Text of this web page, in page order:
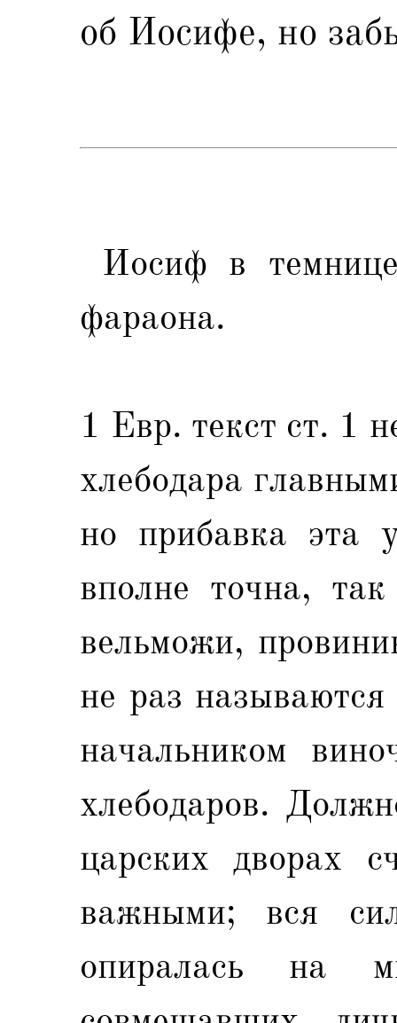
об Иосифе, но
Иосиф в
фараона.
1 Евр. текст ст. 1
хлебодара
но прибавка
вполне точна,
вельможи,
не раз
начальником
хлебодаров.
царских дворах
важными; вся
опиралась на